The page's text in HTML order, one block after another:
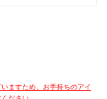
ますため、お手持ちのアイ